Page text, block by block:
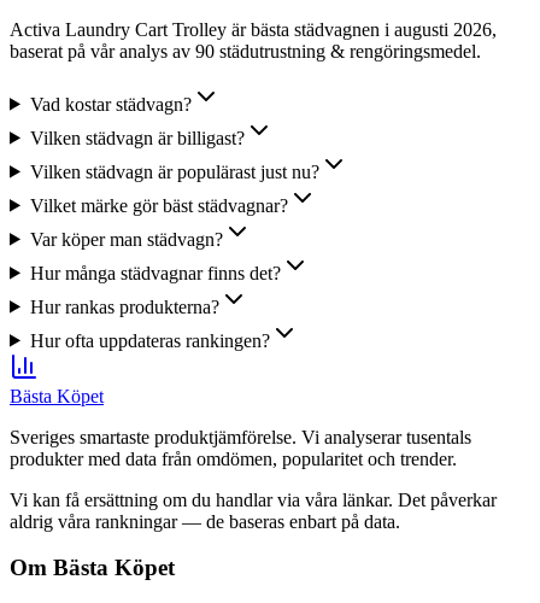
Activa Laundry Cart Trolley är bästa städvagnen i augusti 2026,
baserat på vår analys av 90 städutrustning & rengöringsmedel.
Vad kostar städvagn?
Vilken städvagn är billigast?
Vilken städvagn är populärast just nu?
Vilket märke gör bäst städvagnar?
Var köper man städvagn?
Hur många städvagnar finns det?
Hur rankas produkterna?
Hur ofta uppdateras rankingen?
Bästa Köpet
Sveriges smartaste produktjämförelse. Vi analyserar tusentals
produkter med data från omdömen, popularitet och trender.
Vi kan få ersättning om du handlar via våra länkar. Det påverkar
aldrig våra rankningar — de baseras enbart på data.
Om Bästa Köpet